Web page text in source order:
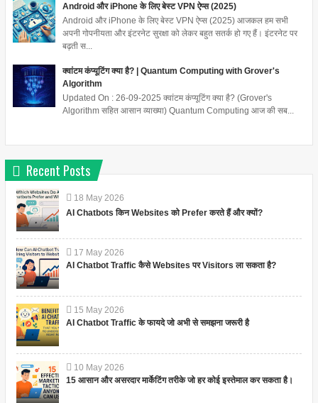
Android और iPhone के लिए बेस्ट VPN ऐप्स (2025)
Android और iPhone के लिए बेस्ट VPN ऐप्स (2025) आजकल हम सभी
अपनी गोपनीयता और इंटरनेट सुरक्षा को लेकर बहुत सतर्क हो गए हैं। इंटरनेट पर
बढ़ती स...
क्वांटम कंप्यूटिंग क्या है? | Quantum Computing with Grover's
Algorithm
Updated On : 26-09-2025 क्वांटम कंप्यूटिंग क्या है? (Grover's
Algorithm सहित आसान व्याख्या) Quantum Computing आज की सब...
Recent Posts
18 May 2026
AI Chatbots किन Websites को Prefer करते हैं और क्यों?
17 May 2026
AI Chatbot Traffic कैसे Websites पर Visitors ला सकता है?
15 May 2026
AI Chatbot Traffic के फायदे जो अभी से समझना जरूरी है
10 May 2026
15 आसान और असरदार मार्केटिंग तरीके जो हर कोई इस्तेमाल कर सकता है।